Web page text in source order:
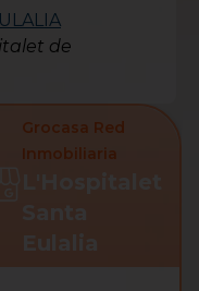
de
Grocasa Red
Inmobiliaria